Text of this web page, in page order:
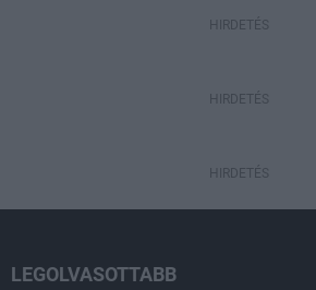
HIRDETÉS
HIRDETÉS
HIRDETÉS
LEGOLVASOTTABB